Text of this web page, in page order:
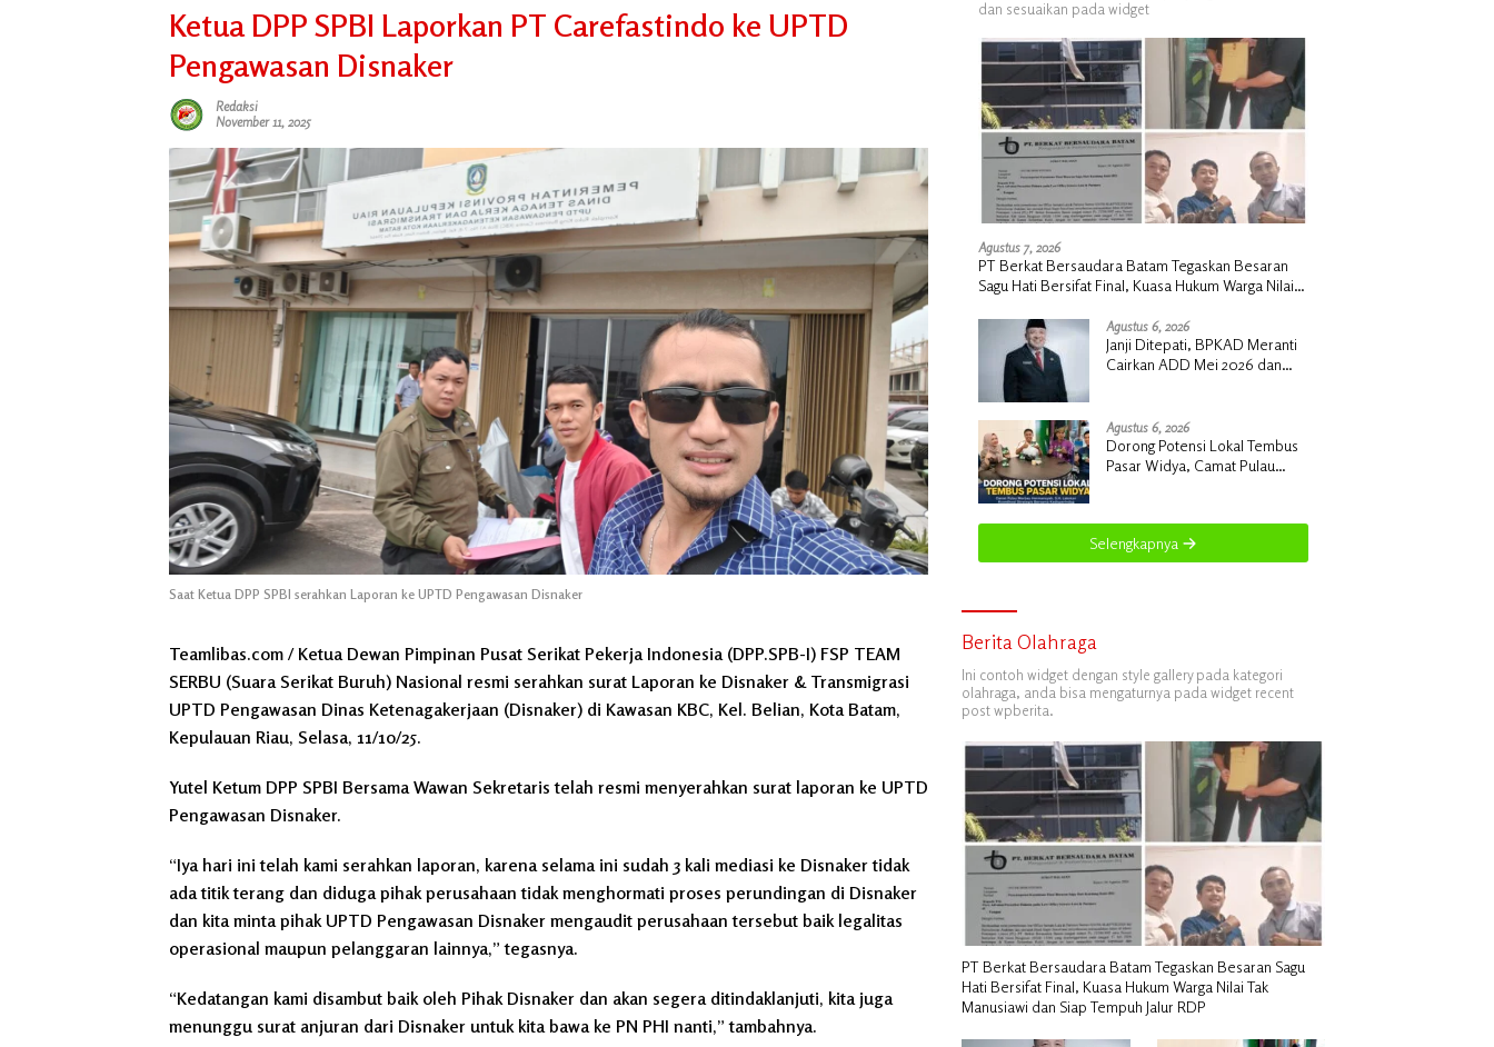
Ketua DPP SPBI Laporkan PT Carefastindo ke UPTD
Pengawasan Disnaker
Redaksi
November 11, 2025
Saat Ketua DPP SPBI serahkan Laporan ke UPTD Pengawasan Disnaker
Teamlibas.com / Ketua Dewan Pimpinan Pusat Serikat Pekerja Indonesia (DPP.SPB-I) FSP TEAM
SERBU (Suara Serikat Buruh) Nasional resmi serahkan surat Laporan ke Disnaker & Transmigrasi
UPTD Pengawasan Dinas Ketenagakerjaan (Disnaker) di Kawasan KBC, Kel. Belian, Kota Batam,
Kepulauan Riau, Selasa, 11/10/25.
Yutel Ketum DPP SPBI Bersama Wawan Sekretaris telah resmi menyerahkan surat laporan ke UPTD
Pengawasan Disnaker.
“Iya hari ini telah kami serahkan laporan, karena selama ini sudah 3 kali mediasi ke Disnaker tidak
ada titik terang dan diduga pihak perusahaan tidak menghormati proses perundingan di Disnaker
dan kita minta pihak UPTD Pengawasan Disnaker mengaudit perusahaan tersebut baik legalitas
operasional maupun pelanggaran lainnya,” tegasnya.
“Kedatangan kami disambut baik oleh Pihak Disnaker dan akan segera ditindaklanjuti, kita juga
menunggu surat anjuran dari Disnaker untuk kita bawa ke PN PHI nanti,” tambahnya.
dan sesuaikan pada widget
Agustus 7, 2026
PT Berkat Bersaudara Batam Tegaskan Besaran
Sagu Hati Bersifat Final, Kuasa Hukum Warga Nilai
Agustus 6, 2026
Janji Ditepati, BPKAD Meranti
Cairkan ADD Mei 2026 dan
Agustus 6, 2026
Dorong Potensi Lokal Tembus
Pasar Widya, Camat Pulau
Bersama Kadisperindag
Selengkapnya
Berita Olahraga
Ini contoh widget dengan style gallery pada kategori
olahraga, anda bisa mengaturnya pada widget recent
post wpberita.
PT Berkat Bersaudara Batam Tegaskan Besaran Sagu
Hati Bersifat Final, Kuasa Hukum Warga Nilai Tak
Manusiawi dan Siap Tempuh Jalur RDP